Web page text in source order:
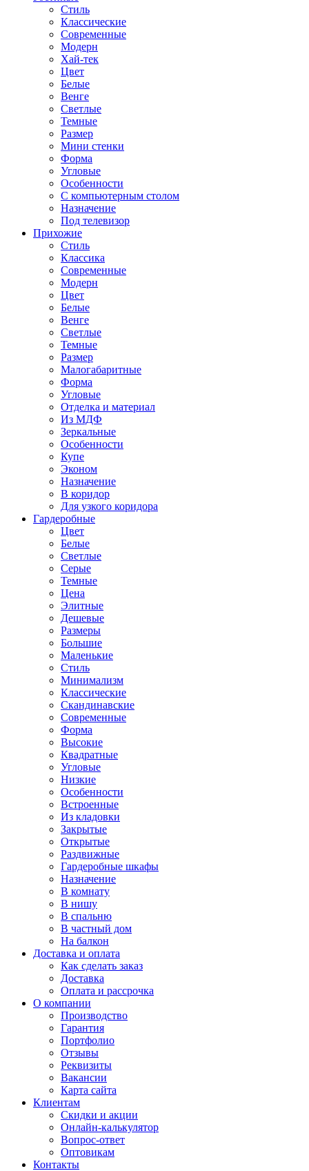
Стиль
Классические
Современные
Модерн
Хай-тек
Цвет
Белые
Венге
Светлые
Темные
Размер
Мини стенки
Форма
Угловые
Особенности
С компьютерным столом
Назначение
Под телевизор
Прихожие
Стиль
Классика
Современные
Модерн
Цвет
Белые
Венге
Светлые
Темные
Размер
Малогабаритные
Форма
Угловые
Отделка и материал
Из МДФ
Зеркальные
Особенности
Купе
Эконом
Назначение
В коридор
Для узкого коридора
Гардеробные
Цвет
Белые
Светлые
Серые
Темные
Цена
Элитные
Дешевые
Размеры
Большие
Маленькие
Стиль
Минимализм
Классические
Скандинавские
Современные
Форма
Высокие
Квадратные
Угловые
Низкие
Особенности
Встроенные
Из кладовки
Закрытые
Открытые
Раздвижные
Гардеробные шкафы
Назначение
В комнату
В нишу
В спальню
В частный дом
На балкон
Доставка и оплата
Как сделать заказ
Доставка
Оплата и рассрочка
О компании
Производство
Гарантия
Портфолио
Отзывы
Реквизиты
Вакансии
Карта сайта
Клиентам
Скидки и акции
Онлайн-калькулятор
Вопрос-ответ
Оптовикам
Контакты